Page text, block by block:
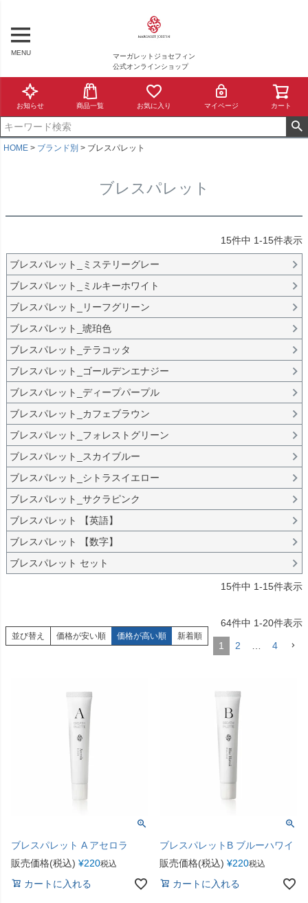
MENU
マーガレットジョセフィン
公式オンラインショップ
お知らせ 商品一覧 お気に入り マイページ カート
HOME ブランド別 ブレスパレット
ブレスパレット
15件中 1-15件表示
ブレスパレット_ミステリーグレー
ブレスパレット_ミルキーホワイト
ブレスパレット_リーフグリーン
ブレスパレット_琥珀色
ブレスパレット_テラコッタ
ブレスパレット_ゴールデンエナジー
ブレスパレット_ディープパープル
ブレスパレット_カフェブラウン
ブレスパレット_フォレストグリーン
ブレスパレット_スカイブルー
ブレスパレット_シトラスイエロー
ブレスパレット_サクラピンク
ブレスパレット 【英語】
ブレスパレット 【数字】
ブレスパレット セット
15件中 1-15件表示
並び替え 価格が安い順 価格が高い順 新着順
64件中 1-20件表示
1 2 … 4
ブレスパレット A アセロラ
販売価格(税込) ¥220税込
カートに入れる
ブレスパレットB ブルーハワイ
販売価格(税込) ¥220税込
カートに入れる